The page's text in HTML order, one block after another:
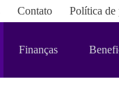
Contato Política de
Finanças